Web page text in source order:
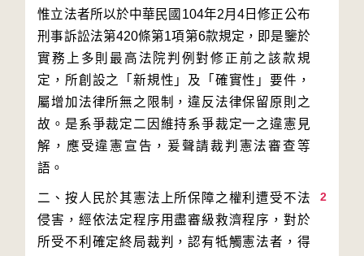
惟立法者所以於中華民國104年2月4日修正公布
刑事訴訟法第420條第1項第6款規定，即是鑒於
實務上多則最高法院判例對修正前之該款規
定，所創設之「新規性」及「確實性」要件，
屬增加法律所無之限制，違反法律保留原則之
故。是系爭裁定二因維持系爭裁定一之違憲見
解，應受違憲宣告，爰聲請裁判憲法審查等
2
二、按人民於其憲法上所保障之權利遭受不法
侵害，經依法定程序用盡審級救濟程序，對於
所受不利確定終局裁判，認有牴觸憲法者，得